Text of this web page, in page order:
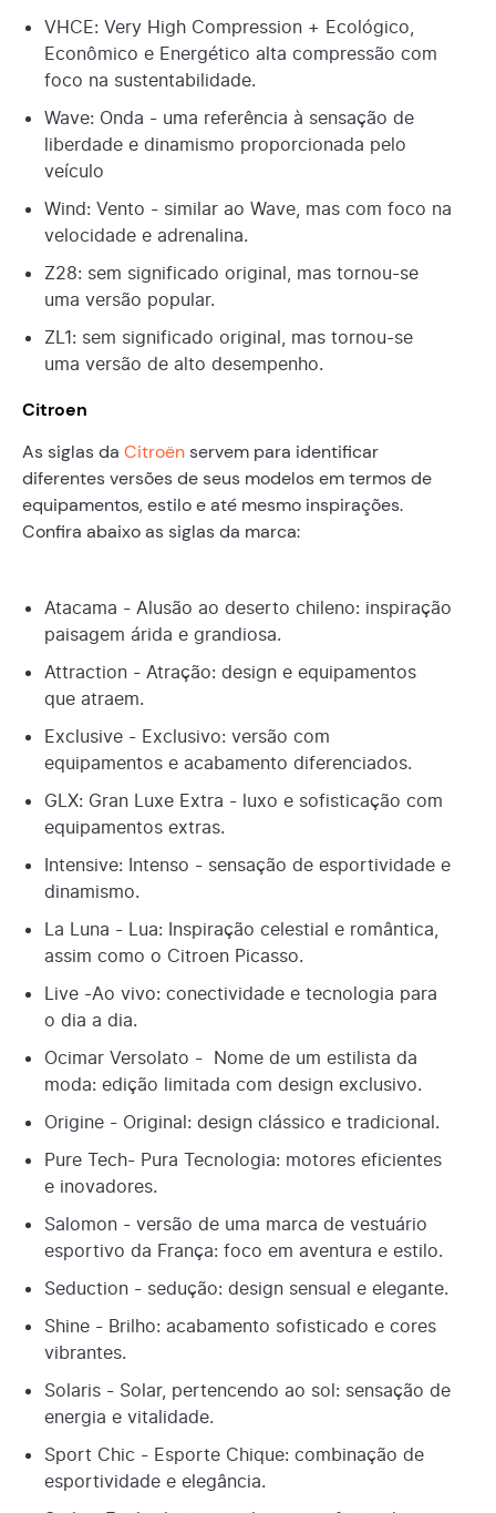
VHCE: Very High Compression + Ecológico,
Econômico e Energético alta compressão com
foco na sustentabilidade.
Wave: Onda - uma referência à sensação de
liberdade e dinamismo proporcionada pelo
veículo
Wind: Vento - similar ao Wave, mas com foco na
velocidade e adrenalina.
Z28: sem significado original, mas tornou-se
uma versão popular.
ZL1: sem significado original, mas tornou-se
uma versão de alto desempenho.
Citroen
As siglas da Citroënservem para identificar
diferentes versões de seus modelos em termos de
equipamentos, estilo e até mesmo inspirações.
Confira abaixo as siglas da marca:
Atacama - Alusão ao deserto chileno: inspiração
paisagem árida e grandiosa.
Attraction - Atração: design e equipamentos
que atraem.
Exclusive - Exclusivo: versão com
equipamentos e acabamento diferenciados.
GLX: Gran Luxe Extra - luxo e sofisticação com
equipamentos extras.
Intensive: Intenso - sensação de esportividade e
dinamismo.
La Luna - Lua: Inspiração celestial e romântica,
assim como o Citroen Picasso.
Live -Ao vivo: conectividade e tecnologia para
o dia a dia.
Ocimar Versolato - Nome de um estilista da
moda: edição limitada com design exclusivo.
Origine - Original: design clássico e tradicional.
Pure Tech- Pura Tecnologia: motores eficientes
e inovadores.
Salomon - versão de uma marca de vestuário
esportivo da França: foco em aventura e estilo.
Seduction - sedução: design sensual e elegante.
Shine - Brilho: acabamento sofisticado e cores
vibrantes.
Solaris - Solar, pertencendo ao sol: sensação de
energia e vitalidade.
Sport Chic - Esporte Chique: combinação de
esportividade e elegância.